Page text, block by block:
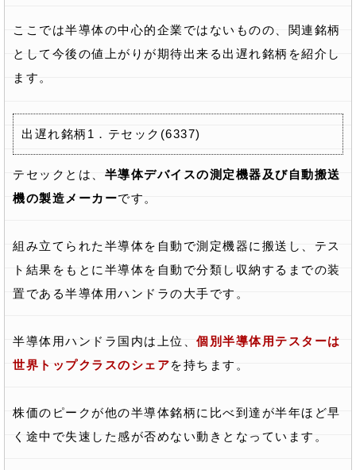
ここでは半導体の中心的企業ではないものの、関連銘柄
として今後の値上がりが期待出来る出遅れ銘柄を紹介し
ます。
出遅れ銘柄1．テセック(6337)
テセックとは、 半導体デバイスの測定機器及び自動搬送
機の製造メーカーです。
組み立てられた半導体を自動で測定機器に搬送し、テス
ト結果をもとに半導体を自動で分類し収納するまでの装
置である半導体用ハンドラの大手です。
半導体用ハンドラ国内は上位、 個別半導体用テスターは
世界トップクラスのシェアを持ちます。
株価のピークが他の半導体銘柄に比べ到達が半年ほど早
く途中で失速した感が否めない動きとなっています。